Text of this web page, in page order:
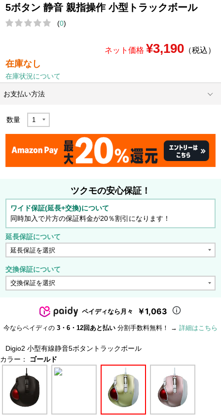
5ボタン 静音 親指操作 小型トラックボール
(0)
ネット価格 ¥3,190（税込）
在庫なし
在庫状況について
お支払い方法
数量
ツクモの安心保証！
ワイド保証(延長+交換)について
同時加入で片方の保証料金が20％割引になります！
延長保証について
交換保証について
ペイディなら月々 ￥1,063
今ならペイディの 3・6・12回あと払い 分割手数料無料！ → 詳細はこちら
Digio2 小型有線静音5ボタントラックボール
カラー： ゴールド